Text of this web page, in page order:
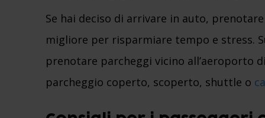
Se hai deciso di arrivare in auto,
migliore per risparmiare tempo e stress.
prenotare parcheggi vicino all’aeroporto
parcheggio coperto, scoperto, shuttle o